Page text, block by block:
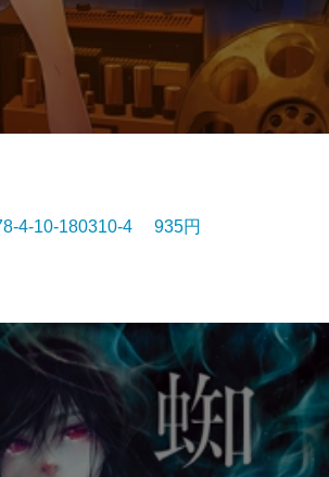
4-10-180310-4 935円